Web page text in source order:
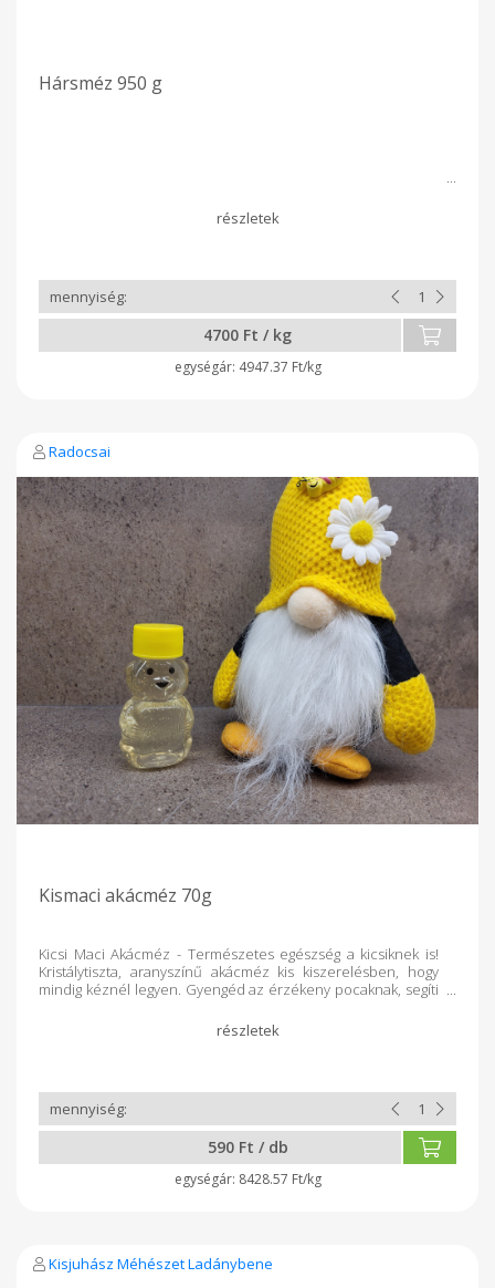
Hársméz 950 g
4700 Ft / kg
4947.37 Ft/kg
Radocsai
Kismaci akácméz 70g
Kicsi Maci Akácméz - Természetes egészség a kicsiknek is!
Kristálytiszta, aranyszínű akácméz kis kiszerelésben, hogy
mindig kéznél legyen. Gyengéd az érzékeny pocaknak, segíti
gyerekeknek. Tökéletes teába, joghurtba vagy egy kanállal
önmagában! Könnyen elfér a táskádban, így bárhová
590 Ft / db
8428.57 Ft/kg
Kisjuhász Méhészet Ladánybene